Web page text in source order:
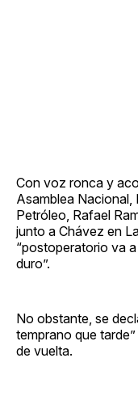
Con voz ronca y
Asamblea Nacional,
Petróleo, Rafael
junto a Chávez en
“postoperatorio va
duro”.
No obstante, se
temprano que
de vuelta.